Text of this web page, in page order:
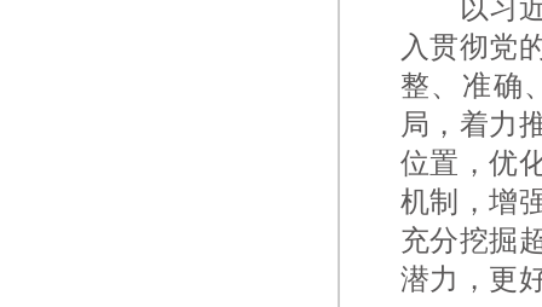
以习近
入贯彻党
整、准确
局，着力
位置，优
机制，增
充分挖掘
潜力，更